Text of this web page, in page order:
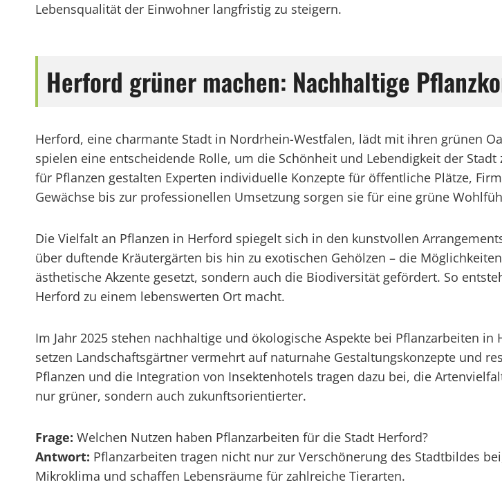
Lebensqualität der Einwohner langfristig zu steigern.
Herford grüner machen: Nachhaltige
Herford, eine charmante Stadt in Nordrhein-Westfalen, lädt mit ihren grünen
spielen eine entscheidende Rolle, um die Schönheit und Lebendigkeit der
für Pflanzen gestalten Experten individuelle Konzepte für öffentliche Plätze,
Gewächse bis zur professionellen Umsetzung sorgen sie für eine grüne
Die Vielfalt an Pflanzen in Herford spiegelt sich in den kunstvollen
über duftende Kräutergärten bis hin zu exotischen Gehölzen – die
ästhetische Akzente gesetzt, sondern auch die Biodiversität gefördert. So
Herford zu einem lebenswerten Ort macht.
Im Jahr 2025 stehen nachhaltige und ökologische Aspekte bei Pflanzarbeiten
setzen Landschaftsgärtner vermehrt auf naturnahe Gestaltungskonzepte und
Pflanzen und die Integration von Insektenhotels tragen dazu bei, die
nur grüner, sondern auch zukunftsorientierter.
Frage: Welchen Nutzen haben Pflanzarbeiten für die Stadt Herford?
Antwort: Pflanzarbeiten tragen nicht nur zur Verschönerung des Stadtbildes
Mikroklima und schaffen Lebensräume für zahlreiche Tierarten.